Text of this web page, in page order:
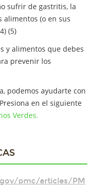
sufrir de gastritis, la
alimentos (o en sus
(5)
y alimentos que debes
prevenir los
podemos ayudarte con
en el siguiente
Verdes.
pmc/articles/PM